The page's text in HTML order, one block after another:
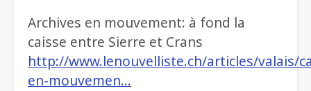
Archives en mouvement: à fond la
caisse entre Sierre et Crans
http://www.lenouvelliste.ch/articles/valais/
en-mouvemen…